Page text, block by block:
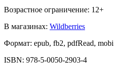
Возрастное ограничение: 12+
В магазинах: Wildberries
Формат: epub, fb2, pdfRead, mobi
ISBN: 978-5-0050-2903-4